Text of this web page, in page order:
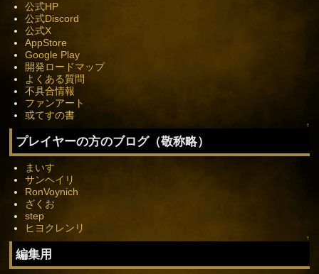
公式HP
公式Discord
公式X
AppStore
Google Play
開発ロードマップ
よくある質問
不具合情報
ファンアート
或てすの書
↑
プレイヤーの方のブログ（敬称略）
まいす
サンヘイリ
RonVoynich
ざくお
step
ヒヨクレンリ
↑
編集用